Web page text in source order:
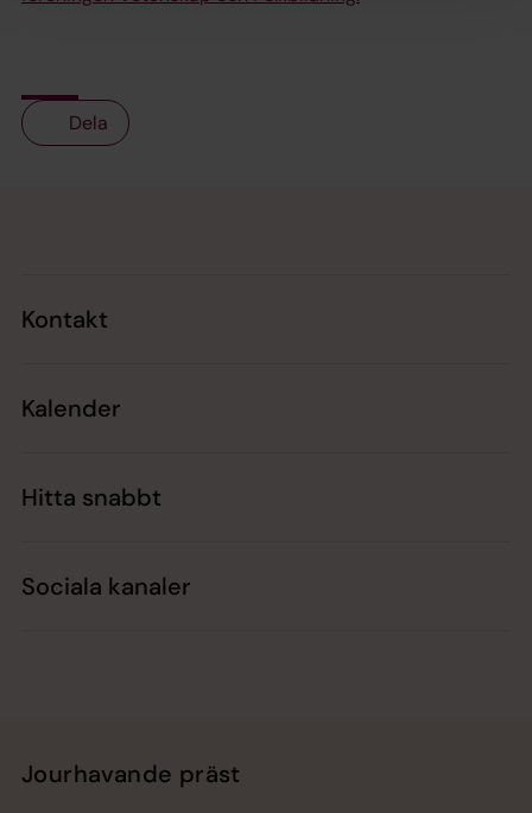
Dela
Kontakt
Kalender
Hitta snabbt
Sociala kanaler
Jourhavande präst